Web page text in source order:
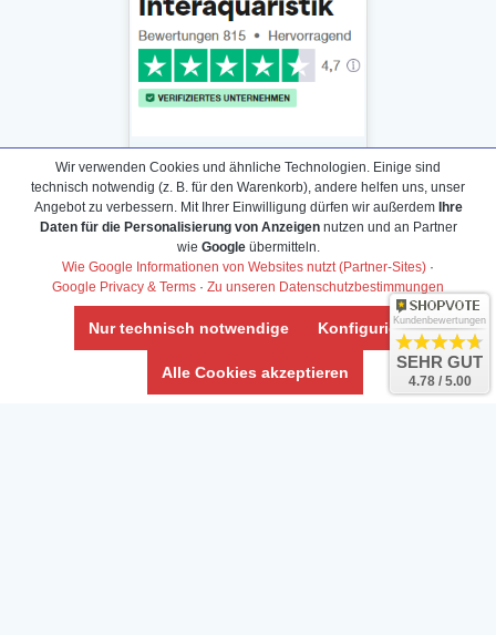
Daten­schutz­erklärung
Widerrufs­recht /Widerrufs­formular
AGB & Info
Impressum
Umwelt und Entsorgung
Vertrag widerrufen
Wir verwenden Cookies und ähnliche Technologien. Einige sind
technisch notwendig (z. B. für den Warenkorb), andere helfen uns, unser
Angebot zu verbessern. Mit Ihrer Einwilligung dürfen wir außerdem Ihre
Daten für die Personalisierung von Anzeigennutzen und an Partner
wie Googleübermitteln.
Wie Google Informationen von Websites nutzt (Partner-Sites) ·
Google Privacy & Terms · Zu unseren Datenschutzbestimmungen
Nur technisch notwendige Konfigurieren
Alle Cookies akzeptieren
Kundenbewertungen
SEHR GUT
4.78 / 5.00